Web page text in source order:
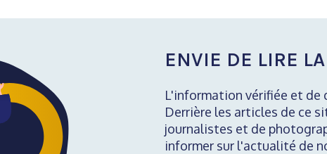
ENVIE DE LIRE
L'information vérifiée et
Derrière les articles de ce
journalistes et de
informer sur l'actualité de